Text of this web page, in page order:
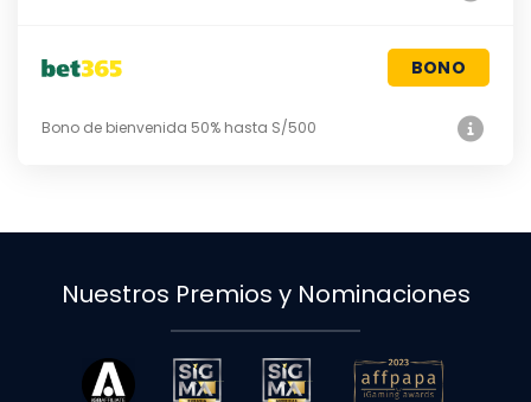
BONO
Bono de bienvenida 50% hasta S/500
Nuestros Premios y Nominaciones